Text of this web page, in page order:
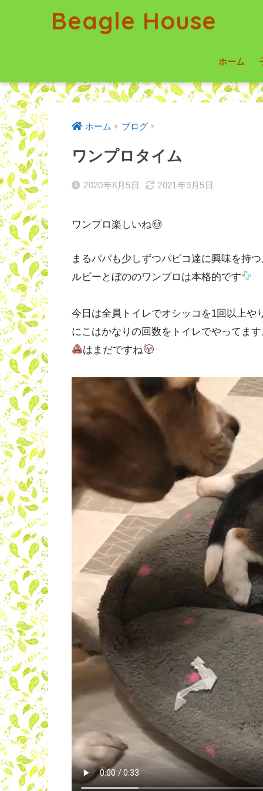
Beagle House
ホーム
ホーム ブログ
ワンプロタイム
2020年8月5日 2021年9月5日
ワンプロ楽しいね
まるパパも少しずつパピコ達に興味を持
ルビーとぼののワンプロは本格的です
今日は全員トイレでオシッコを1回以上や
にこはかなりの回数をトイレでやってま
はまだですね